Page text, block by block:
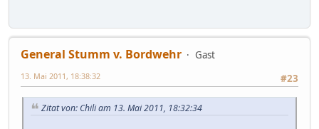
General Stumm v. Bordwehr
Gast
#23
13. Mai 2011, 18:38:32
Zitat von: Chili am 13. Mai 2011, 18:32:34